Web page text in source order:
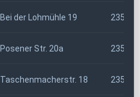
Bei der Lohmühle 19 23554
Posener Str. 20a 23554
Taschenmacherstr. 18 23556